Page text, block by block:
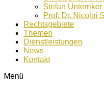
Stefan Unterriker
Prof. Dr. Nicolai
Rechtsgebiete
Themen
Dienstleistungen
News
Kontakt
Menü